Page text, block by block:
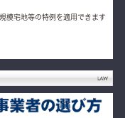
模宅地等の特例を適用できます